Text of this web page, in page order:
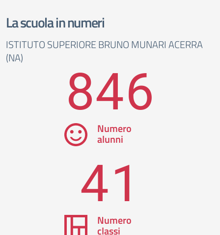
La scuola in numeri
ISTITUTO SUPERIORE BRUNO MUNARI ACERRA
(NA)
846
Numero
alunni
41
Numero
classi